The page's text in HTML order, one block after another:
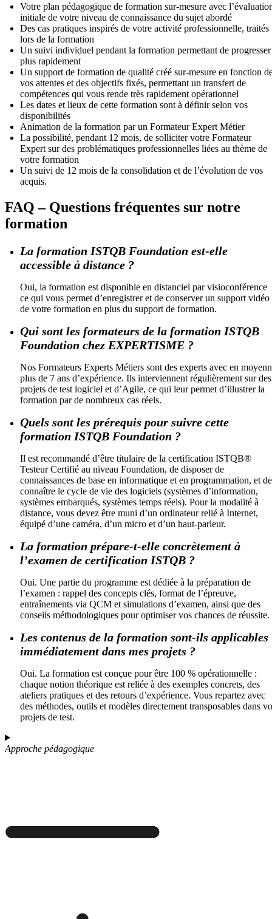
Votre plan pédagogique de formation sur-mesure avec
initiale de votre niveau de connaissance du sujet abordé
Des cas pratiques inspirés de votre activité professionnelle, traités
lors de la formation
Un suivi individuel pendant la formation permettant de progresser
plus rapidement
Un support de formation de qualité créé sur-mesure en fonction
vos attentes et des objectifs fixés, permettant un transfert de
compétences qui vous rende très rapidement opérationnel
Les dates et lieux de cette formation sont à définir selon vos
disponibilités
Animation de la formation par un Formateur Expert Métier
La possibilité, pendant 12 mois, de solliciter votre Formateur
Expert sur des problématiques professionnelles liées au thème de
votre formation
Un suivi de 12 mois de la consolidation et de l’évolution de vos
acquis.
FAQ – Questions fréquentes sur notre
formation
La formation ISTQB Foundation est-elle
accessible à distance ?
Oui, la formation est disponible en distanciel par visioconférence
ce qui vous permet d’enregistrer et de conserver un support vidéo
de votre formation en plus du support de formation.
Qui sont les formateurs de la formation ISTQB
Foundation chez EXPERTISME ?
Nos Formateurs Experts Métiers sont des experts avec en
plus de 7 ans d’expérience. Ils interviennent régulièrement sur des
projets de test logiciel et d’Agile, ce qui leur permet d’illustrer la
formation par de nombreux cas réels.
Quels sont les prérequis pour suivre cette
formation ISTQB Foundation ?
Il est recommandé d’être titulaire de la certification ISTQB®
Testeur Certifié au niveau Foundation, de disposer de
connaissances de base en informatique et en programmation, et de
connaître le cycle de vie des logiciels (systèmes d’information,
systèmes embarqués, systèmes temps réels). Pour la modalité à
distance, vous devez être muni d’un ordinateur relié à Internet,
équipé d’une caméra, d’un micro et d’un haut-parleur.
La formation prépare-t-elle concrètement à
l’examen de certification ISTQB ?
Oui. Une partie du programme est dédiée à la préparation de
l’examen : rappel des concepts clés, format de l’épreuve,
entraînements via QCM et simulations d’examen, ainsi que des
conseils méthodologiques pour optimiser vos chances de réussite.
Les contenus de la formation sont-ils applicables
immédiatement dans mes projets ?
Oui. La formation est conçue pour être 100 % opérationnelle :
chaque notion théorique est reliée à des exemples concrets, des
ateliers pratiques et des retours d’expérience. Vous repartez avec
des méthodes, outils et modèles directement transposables dans
projets de test.
Approche pédagogique